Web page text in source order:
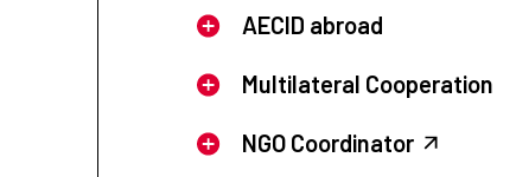
AECID abroad
Multilateral Cooperation
NGO Coordinator